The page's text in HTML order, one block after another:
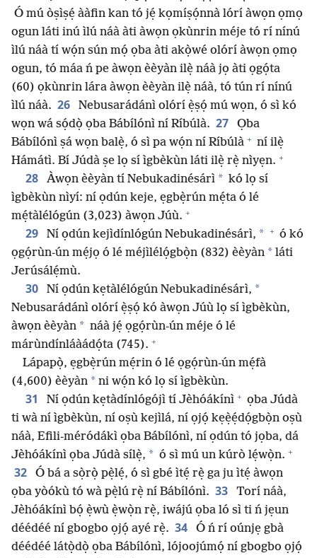
Ó mú òṣìṣẹ́ ààfin kan tó jẹ́ kọmíṣọ́nnà lórí àwọn ọmọ
ogun láti inú ìlú náà àti àwọn ọkùnrin méje tó rí nínú
ìlú náà tí wọ́n sún mọ́ ọba àti akọ̀wé olórí àwọn ọmọ
ogun, tó máa ń pe àwọn èèyàn ilẹ̀ náà jọ àti ọgọ́ta
(60) ọkùnrin lára àwọn èèyàn ilẹ̀ náà, tó tún rí nínú
ìlú náà. 26
Nebusarádánì olórí ẹ̀ṣọ́ mú wọn, ó sì kó
wọn wá sọ́dọ̀ ọba Bábílónì ní Ríbúlà. 27
Ọba
Bábílónì ṣá wọn balẹ̀, ó sì pa wọ́n ní Ríbúlà + ní ilẹ̀
Hámátì. Bí Júdà ṣe lọ sí ìgbèkùn láti ilẹ̀ rẹ̀ nìyẹn. +
28 Àwọn èèyàn tí Nebukadinésárì * kó lọ sí
ìgbèkùn nìyí: ní ọdún keje, ẹgbẹ̀rún mẹ́ta ó lé
mẹ́tàlélógún (3,023) àwọn Júù. +
29 Ní ọdún kejìdínlógún Nebukadinésárì, * + ó kó
ọgọ́rùn-ún mẹ́jọ ó lé méjìlélọ́gbọ̀n (832) èèyàn * láti
Jerúsálẹ́mù.
30 Ní ọdún kẹtàlélógún Nebukadinésárì, *
Nebusarádánì olórí ẹ̀ṣọ́ kó àwọn Júù lọ sí ìgbèkùn,
àwọn èèyàn * náà jẹ́ ọgọ́rùn-ún méje ó lé
márùndínláàádọ́ta (745). +
Lápapọ̀, ẹgbẹ̀rún mẹ́rin ó lé ọgọ́rùn-ún mẹ́fà
(4,600) èèyàn * ni wọ́n kó lọ sí ìgbèkùn.
31 Ní ọdún kẹtàdínlógójì tí Jèhóákínì + ọba Júdà
ti wà ní ìgbèkùn, ní oṣù kejìlá, ní ọjọ́ kẹẹ̀ẹ́dọ́gbọ̀n oṣù
náà, Efili-méródákì ọba Bábílónì, ní ọdún tó jọba, dá
Jèhóákínì ọba Júdà sílẹ̀, * ó sì mú un kúrò lẹ́wọ̀n. +
32
Ó bá a sọ̀rọ̀ pẹ̀lẹ́, ó sì gbé ìtẹ́ rẹ̀ ga ju ìtẹ́ àwọn
ọba yòókù tó wà pẹ̀lú rẹ̀ ní Bábílónì. 33
Torí náà,
Jèhóákínì bọ́ ẹ̀wù ẹ̀wọ̀n rẹ̀, iwájú ọba ló sì ti ń jẹun
déédéé ní gbogbo ọjọ́ ayé rẹ̀. 34
Ó ń rí oúnjẹ gbà
déédéé látọ̀dọ̀ ọba Bábílónì, lójoojúmọ́ ní gbogbo ọjọ́